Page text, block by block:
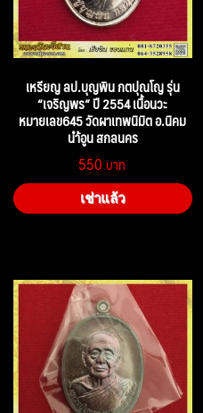
เหรียญ ลป.บุญพิน กตปุณโญ รุ่น
“เจริญพร” ปี 2554 เนื้อนวะ
หมายเลข645 วัดผาเทพนิมิต อ.นิคม
นำ้อูน สกลนคร
550
เช่าแล้ว